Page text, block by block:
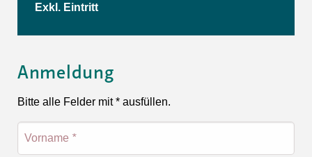
Exkl. Eintritt
Anmeldung
Bitte alle Felder mit * ausfüllen.
Vorname *